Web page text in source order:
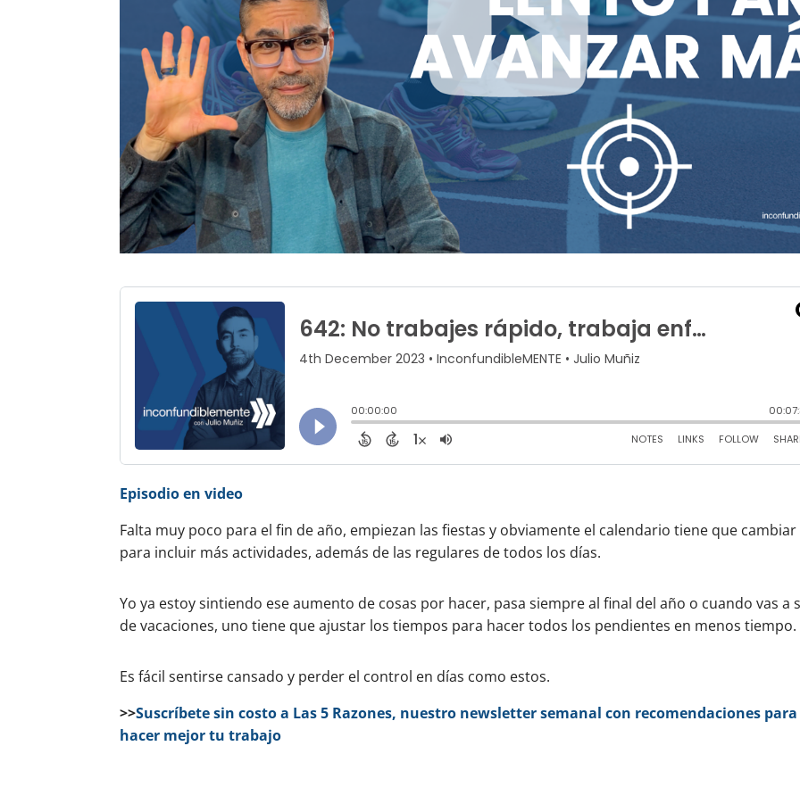
Episodio en video
Falta muy poco para el fin de año, empiezan las fiestas y obviamente el calendario tiene que cambiar
para incluir más actividades, además de las regulares de todos los días.
Yo ya estoy sintiendo ese aumento de cosas por hacer, pasa siempre al final del año o cuando vas a
de vacaciones, uno tiene que ajustar los tiempos para hacer todos los pendientes en menos tiempo.
Es fácil sentirse cansado y perder el control en días como estos.
>>Suscríbete sin costo a Las 5 Razones, nuestro newsletter semanal con recomendaciones para
hacer mejor tu trabajo